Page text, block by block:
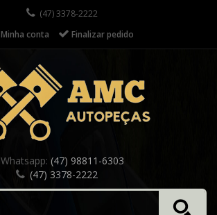
(47) 3378-2222
Minha conta
Finalizar pedido
Whatsapp: (47) 98811-6303
(47) 3378-2222